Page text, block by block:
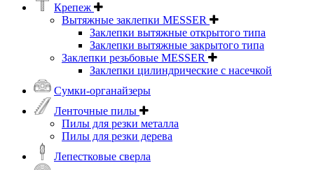
Крепеж
Вытяжные заклепки MESSER
Заклепки вытяжные открытого типа
Заклепки вытяжные закрытого типа
Заклепки резьбовые MESSER
Заклепки цилиндрические с насечкой
Сумки-органайзеры
Ленточные пилы
Пилы для резки металла
Пилы для резки дерева
Лепестковые сверла